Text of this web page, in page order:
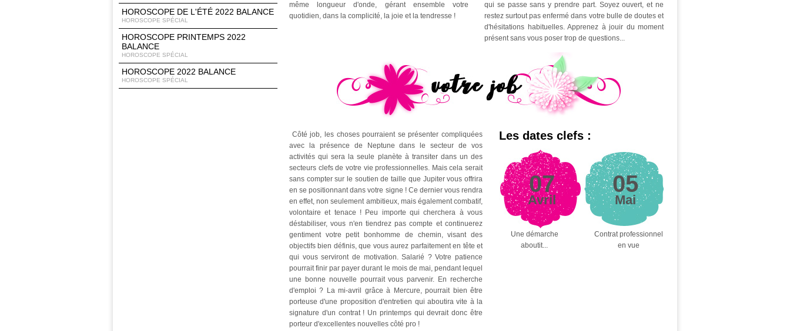
HOROSCOPE DE L'ÉTÉ 2022 BALANCE
HOROSCOPE SPÉCIAL
HOROSCOPE PRINTEMPS 2022
BALANCE
HOROSCOPE SPÉCIAL
HOROSCOPE 2022 BALANCE
HOROSCOPE SPÉCIAL
même longueur d'onde, gérant ensemble votre
quotidien, dans la complicité, la joie et la tendresse !
qui se passe sans y prendre part. Soyez ouvert, et ne
restez surtout pas enfermé dans votre bulle de doutes et
d'hésitations habituelles. Apprenez à jouir du moment
présent sans vous poser trop de questions...
Côté job, les choses pourraient se présenter compliquées
avec la présence de Neptune dans le secteur de vos
activités qui sera la seule planète à transiter dans un des
secteurs clefs de votre vie professionnelles. Mais cela serait
sans compter sur le soutien de taille que Jupiter vous offrira
en se positionnant dans votre signe ! Ce dernier vous rendra
en effet, non seulement ambitieux, mais également combatif,
volontaire et tenace ! Peu importe qui cherchera à vous
déstabiliser, vous n'en tiendrez pas compte et continuerez
gentiment votre petit bonhomme de chemin, visant des
objectifs bien définis, que vous aurez parfaitement en tête et
qui vous serviront de motivation. Salarié ? Votre patience
pourrait finir par payer durant le mois de mai, pendant lequel
une bonne nouvelle pourrait vous parvenir. En recherche
d'emploi ? La mi-avril grâce à Mercure, pourrait bien être
porteuse d'une proposition d'entretien qui aboutira vite à la
signature d'un contrat ! Un printemps qui devrait donc être
porteur d'excellentes nouvelles côté pro !
Les dates clefs :
07
Avril
Une démarche
aboutit...
05
Mai
Contrat professionnel
en vue